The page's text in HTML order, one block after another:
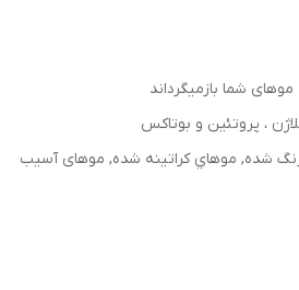
شما بازمیگرداند
، پروتئین و بوتاکس
شده, موهاي كراتينه شده, موهای آسیب